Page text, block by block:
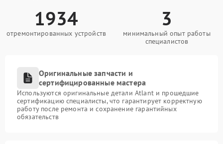
1934
отремонтированных устройств
3
минимальный опыт работы
специалистов
Оригинальные запчасти и
сертифицированные мастера
Используются оригинальные детали Atlant и прошедшие
сертификацию специалисты, что гарантирует корректную
работу после ремонта и сохранение гарантийных
обязательств